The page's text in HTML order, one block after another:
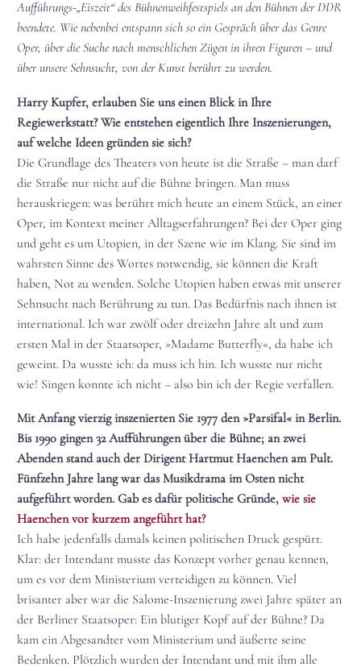
Aufführungs-„Eiszeit“ des Bühnenweihfestspiels an den Bühnen der DDR
beendete. Wie nebenbei entspann sich so ein Gespräch über das Genre
Oper, über die Suche nach menschlichen Zügen in ihren Figuren – und
über unsere Sehnsucht, von der Kunst berührt zu werden.
Harry Kupfer, erlauben Sie uns einen Blick in Ihre
Regiewerkstatt? Wie entstehen eigentlich Ihre Inszenierungen,
auf welche Ideen gründen sie sich?
Die Grundlage des Theaters von heute ist die Straße – man darf
die Straße nur nicht auf die Bühne bringen. Man muss
herauskriegen: was berührt mich heute an einem Stück, an einer
Oper, im Kontext meiner Alltagserfahrungen? Bei der Oper ging
und geht es um Utopien, in der Szene wie im Klang. Sie sind im
wahrsten Sinne des Wortes notwendig, sie können die Kraft
haben, Not zu wenden. Solche Utopien haben etwas mit unserer
Sehnsucht nach Berührung zu tun. Das Bedürfnis nach ihnen ist
international. Ich war zwölf oder dreizehn Jahre alt und zum
ersten Mal in der Staatsoper, »Madame Butterfly«, da habe ich
geweint. Da wusste ich: da muss ich hin. Ich wusste nur nicht
wie! Singen konnte ich nicht – also bin ich der Regie verfallen.
Mit Anfang vierzig inszenierten Sie 1977 den »Parsifal« in Berlin.
Bis 1990 gingen 32 Aufführungen über die Bühne; an zwei
Abenden stand auch der Dirigent Hartmut Haenchen am Pult.
Fünfzehn Jahre lang war das Musikdrama im Osten nicht
aufgeführt worden. Gab es dafür politische Gründe, wie sie
Haenchen vor kurzem angeführt hat?
Ich habe jedenfalls damals keinen politischen Druck gespürt.
Klar: der Intendant musste das Konzept vorher genau kennen,
um es vor dem Ministerium verteidigen zu können. Viel
brisanter aber war die Salome-Inszenierung zwei Jahre später an
der Berliner Staatsoper: Ein blutiger Kopf auf der Bühne? Da
kam ein Abgesandter vom Ministerium und äußerte seine
Bedenken. Plötzlich wurden der Intendant und mit ihm alle